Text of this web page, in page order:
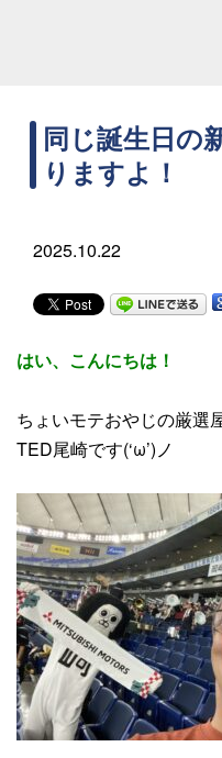
同じ誕生日の
りますよ！
2025.10.22
はい、こんにちは！
ちょいモテおやじの厳選
TED尾崎です(‘ω’)ノ